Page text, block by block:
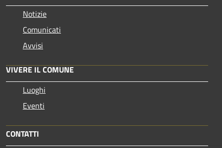
Notizie
Comunicati
Avvisi
VIVERE IL COMUNE
Luoghi
Eventi
CONTATTI